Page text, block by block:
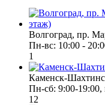
Волгоград, пр.
Пн-вс: 10:00 -
1
Каменск-
Пн-сб: 9:00-19:00,
12